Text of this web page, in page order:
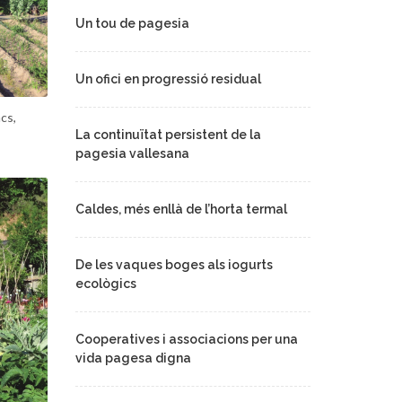
Un tou de pagesia
Un ofici en progressió residual
La continuïtat persistent de la
pagesia vallesana
Caldes, més enllà de l’horta termal
De les vaques boges als iogurts
ecològics
Cooperatives i associacions per una
vida pagesa digna